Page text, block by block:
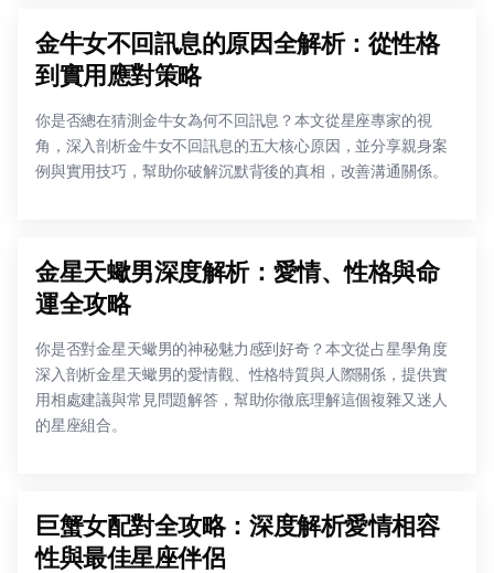
金牛女不回訊息的原因全解析：從性格
到實用應對策略
你是否總在猜測金牛女為何不回訊息？本文從星座專家的視
角，深入剖析金牛女不回訊息的五大核心原因，並分享親身案
例與實用技巧，幫助你破解沉默背後的真相，改善溝通關係。
金星天蠍男深度解析：愛情、性格與命
運全攻略
你是否對金星天蠍男的神秘魅力感到好奇？本文從占星學角度
深入剖析金星天蠍男的愛情觀、性格特質與人際關係，提供實
用相處建議與常見問題解答，幫助你徹底理解這個複雜又迷人
的星座組合。
巨蟹女配對全攻略：深度解析愛情相容
性與最佳星座伴侶